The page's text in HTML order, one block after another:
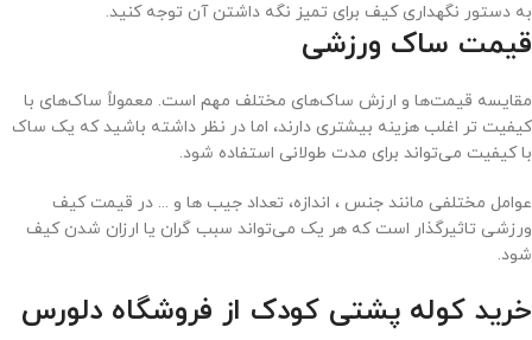
به دستور نگهداری کیف برای تمیز نگه داشتن آن توجه کنید.
قیمت ساک ورزشی
مقایسه قیمت‌ها و ارزش ساک‌های مختلف مهم است. معمولاً ساک‌های با
کیفیت تر اغلب هزینه بیشتری دارند، اما در نظر داشته باشید که یک ساک
با کیفیت می‌تواند برای مدت طولانی استفاده شود.
عوامل مختلفی مانند جنس ، اندازه، تعداد جیب ها و ... در قیمت کیف
ورزشی تاثیرگذار است که هر یک می‌تواند سبب گران یا ارزان شدن کیف
شود.
خرید کوله پشتی کودک از فروشگاه دلورس